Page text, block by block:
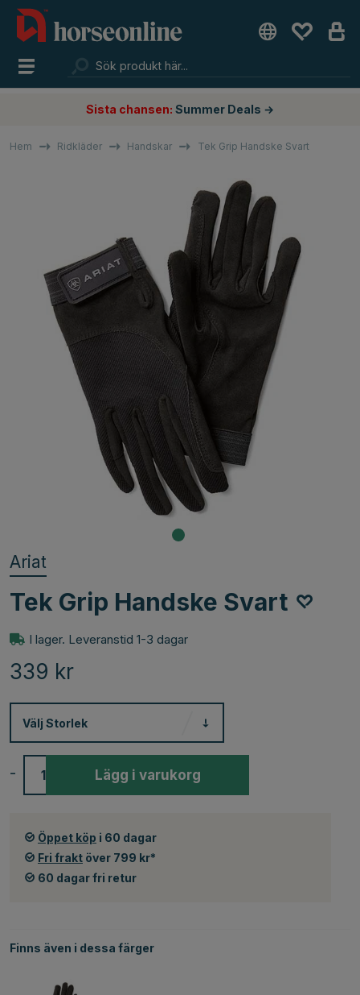
Sista chansen: Summer Deals →
Hem Ridkläder Handskar Tek Grip Handske Svart
Ariat
Tek Grip Handske Svart
I lager. Leveranstid 1-3 dagar
339 kr
Välj Storlek
- Lägg i varukorg
Öppet köp i 60 dagar
Fri frakt över 799 kr*
60 dagar fri retur
Finns även i dessa färger